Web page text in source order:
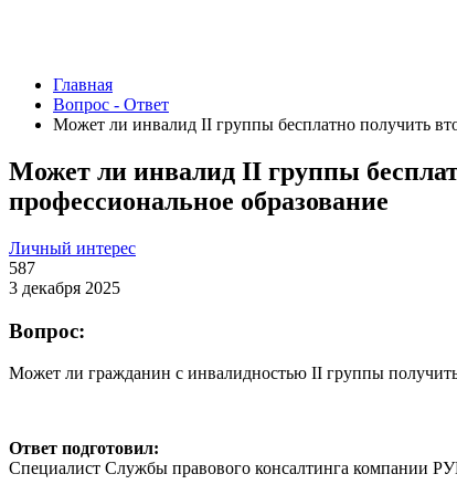
Главная
Вопрос - Ответ
Может ли инвалид II группы бесплатно получить
Может ли инвалид II группы
профессиональное образование
Личный интерес
587
3 декабря 2025
Вопрос:
Может ли гражданин с инвалидностью II группы получить
Ответ подготовил:
Специалист Службы правового консалтинга компании